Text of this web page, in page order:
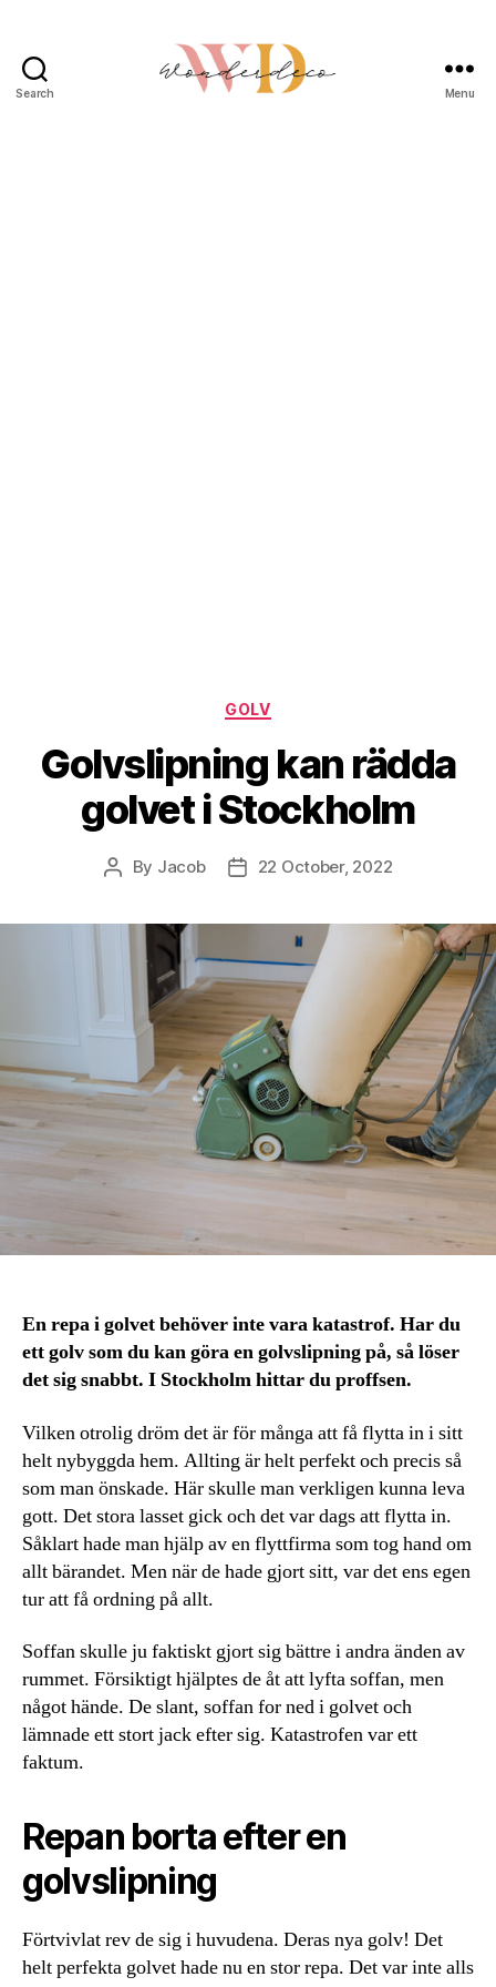
Search Menu
Categories
GOLV
Golvslipning kan rädda
golvet i Stockholm
Post
By Jacob
Post22 October, 2022
En repa i golvet behöver inte vara katastrof. Har du
ett golv som du kan göra en golvslipning på, så löser
det sig snabbt. I Stockholm hittar du proffsen.
Vilken otrolig dröm det är för många att få flytta in i sitt
helt nybyggda hem. Allting är helt perfekt och precis så
som man önskade. Här skulle man verkligen kunna leva
gott. Det stora lasset gick och det var dags att flytta in.
Såklart hade man hjälp av en flyttfirma som tog hand om
allt bärandet. Men när de hade gjort sitt, var det ens egen
tur att få ordning på allt.
Soffan skulle ju faktiskt gjort sig bättre i andra änden av
rummet. Försiktigt hjälptes de åt att lyfta soffan, men
något hände. De slant, soffan for ned i golvet och
lämnade ett stort jack efter sig. Katastrofen var ett
faktum.
Repan borta efter en
golvslipning
Förtvivlat rev de sig i huvudena. Deras nya golv! Det
helt perfekta golvet hade nu en stor repa. Det var inte alls